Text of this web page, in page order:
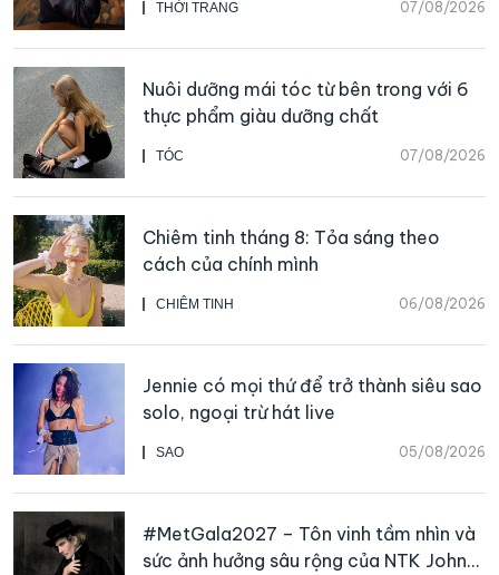
THỜI TRANG 07/08/2026
TÓC 07/08/2026
Nuôi dưỡng mái tóc từ bên trong với 6
thực phẩm giàu dưỡng chất
CHIÊM TINH 06/08/2026
Chiêm tinh tháng 8: Tỏa sáng theo
cách của chính mình
SAO 05/08/2026
Jennie có mọi thứ để trở thành siêu sao
solo, ngoại trừ hát live
#MetGala2027 – Tôn vinh tầm nhìn và
sức ảnh hưởng sâu rộng của NTK John